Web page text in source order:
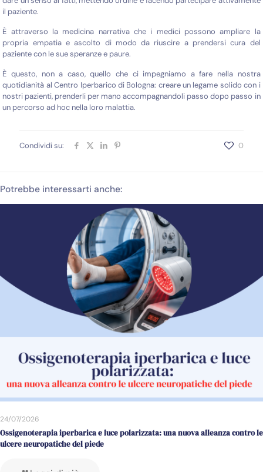
il paziente.
È attraverso la medicina narrativa che i medici possono ampliare la
propria empatia e ascolto di modo da riuscire a prendersi cura del
paziente con le sue speranze e paure.
È questo, non a caso, quello che ci impegniamo a fare nella nostra
quotidianità al Centro Iperbarico di Bologna: creare un legame solido con i
nostri pazienti, prenderli per mano accompagnandoli passo dopo passo in
un percorso ad hoc nella loro malattia.
Condividi su: 0
Potrebbe interessarti anche:
24/07/2026
Ossigenoterapia iperbarica e luce polarizzata: una nuova alleanza contro le
ulcere neuropatiche del piede